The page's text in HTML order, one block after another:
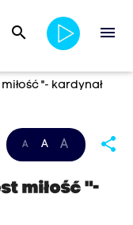
search menu
"- kardynał
A A A share
miłość "-